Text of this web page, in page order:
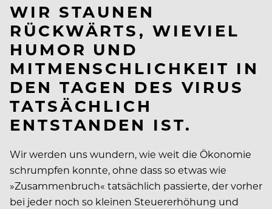
WIR STAUNEN
RÜCKWÄRTS, WIEVIEL
HUMOR UND
MITMENSCHLICHKEIT IN
DEN TAGEN DES VIRUS
TATSÄCHLICH
ENTSTANDEN IST.
Wir werden uns wundern, wie weit die Ökonomie
schrumpfen konnte, ohne dass so etwas wie
»Zusammenbruch« tatsächlich passierte, der vorher
bei jeder noch so kleinen Steuererhöhung und